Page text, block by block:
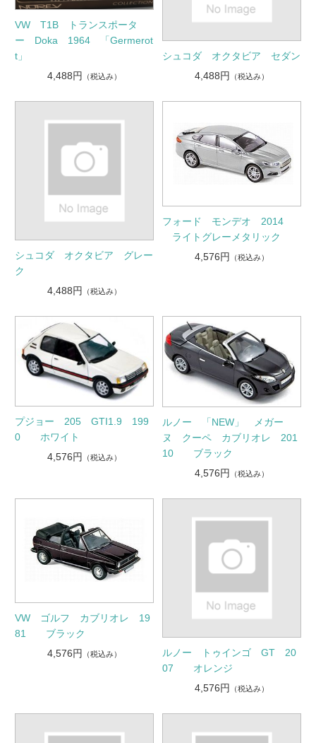
VW T1B トランスポータ
ー Doka 1964 「Germerot
t」
4,488円
（税込み）
シュコダ オクタビア セダン
4,488円
（税込み）
シュコダ オクタビア グレー
ク
4,488円
（税込み）
フォード モンデオ 2014
ライトグレーメタリック
4,576円
（税込み）
プジョー 205 GTI1.9 199
0 ホワイト
4,576円
（税込み）
ルノー 「NEW」 メガー
ヌ クーペ カブリオレ 201
10 ブラック
4,576円
（税込み）
VW ゴルフ カブリオレ 19
81 ブラック
4,576円
（税込み）
ルノー トゥインゴ GT 20
07 オレンジ
4,576円
（税込み）